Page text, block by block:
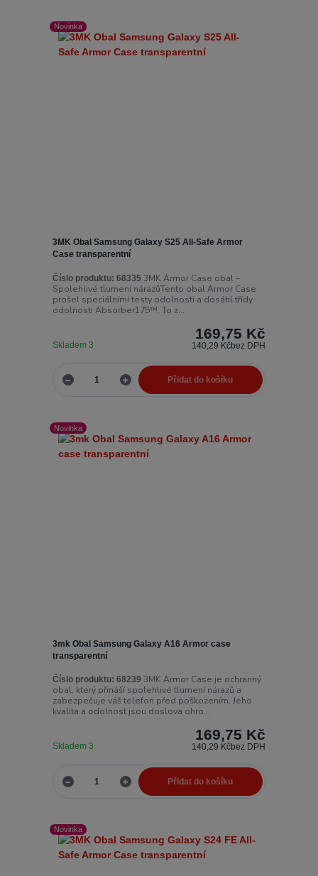
Novinka
3MK Obal Samsung Galaxy S25 All-Safe Armor
Case transparentní
Číslo produktu: 68335 3MK Armor Case obal –
Spolehlivé tlumení nárazůTento obal Armor Case
prošel speciálními testy odolnosti a dosáhl třídy
odolnosti Absorber175™. To z...
169,75 Kč
140,29 Kčbez DPH
Skladem 3
Přidat do košíku
Novinka
3mk Obal Samsung Galaxy A16 Armor case
transparentní
Číslo produktu: 68239 3MK Armor Case je ochranný
obal, který přináší spolehlivé tlumení nárazů a
zabezpečuje váš telefon před poškozením. Jeho
kvalita a odolnost jsou doslova ohro...
169,75 Kč
140,29 Kčbez DPH
Skladem 3
Přidat do košíku
Novinka